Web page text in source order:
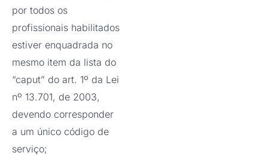
por todos os
profissionais habilitados
estiver enquadrada no
mesmo item da lista do
“caput” do art. 1º da Lei
nº 13.701, de 2003,
devendo corresponder
a um único código de
serviço;